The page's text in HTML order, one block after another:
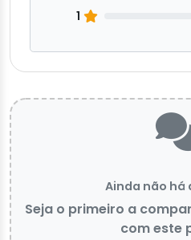
1
Ainda não há
Seja o primeiro a
com este